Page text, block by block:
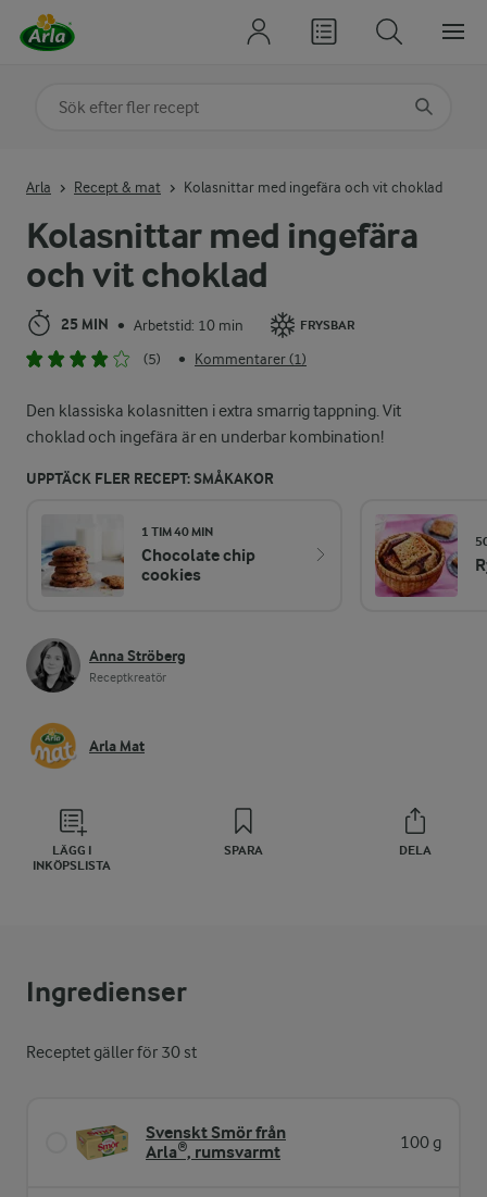
Kolasnittar med ingefära
och vit choklad
25 MIN • Arbetstid: 10 min FRYSBAR
(5) • Kommentarer (1)
Den klassiska kolasnitten i extra smarrig tappning. Vit
choklad och ingefära är en underbar kombination!
UPPTÄCK FLER RECEPT: SMÅKAKOR
1 TIM 40 MIN
Chocolate chip
cookies
Anna Ströberg
Receptkreatör
Arla Mat
LÄGG I
INKÖPSLISTA
SPARA DELA
Arla Recept & mat Kolasnittar med ingefära och vit choklad
Ingredienser
Receptet gäller för 30 st
Svenskt Smör från
Arla®, rumsvarmt
100 g
Sök på kategori eller ingrediens